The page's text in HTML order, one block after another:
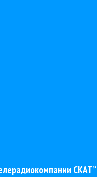
СКАТ”